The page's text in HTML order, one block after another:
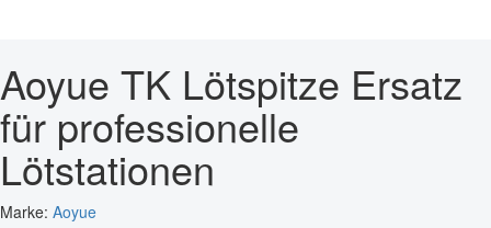
Aoyue TK Lötspitze Ersatz
für professionelle
Lötstationen
Marke: Aoyue